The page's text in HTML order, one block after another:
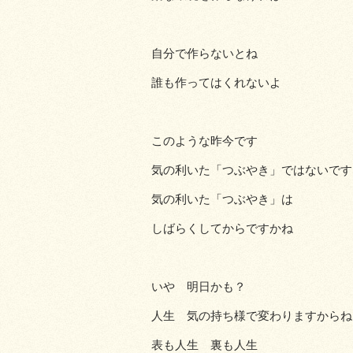
自分で作らないとね
誰も作ってはくれないよ
このような昨今です
気の利いた「つぶやき」ではないで
気の利いた「つぶやき」は
しばらくしてからですかね
いや 明日かも？
人生 気の持ち様で変わりますからね
表も人生 裏も人生